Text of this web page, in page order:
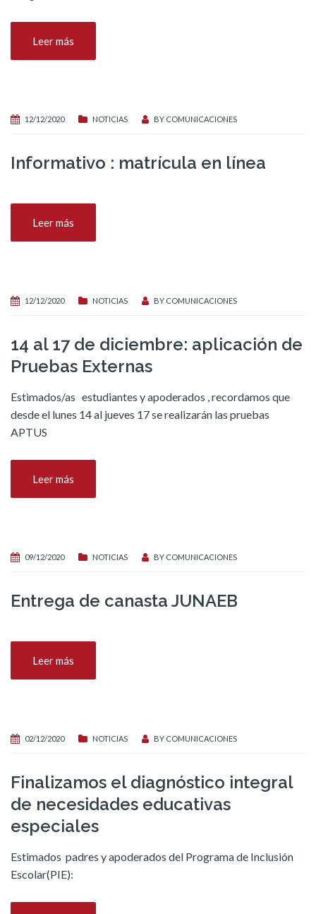
Leer más
12/12/2020 NOTICIAS BY COMUNICACIONES
Informativo : matrícula en línea
Leer más
12/12/2020 NOTICIAS BY COMUNICACIONES
14 al 17 de diciembre: aplicación de
Pruebas Externas
Estimados/as estudiantes y apoderados , recordamos que
desde el lunes 14 al jueves 17 se realizarán las pruebas
APTUS
Leer más
09/12/2020 NOTICIAS BY COMUNICACIONES
Entrega de canasta JUNAEB
Leer más
02/12/2020 NOTICIAS BY COMUNICACIONES
Finalizamos el diagnóstico integral
de necesidades educativas
especiales
Estimados padres y apoderados del Programa de Inclusión
Escolar(PIE):